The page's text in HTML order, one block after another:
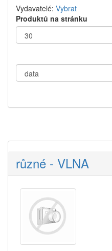
Vydavatelé: Vybrat
Produktů na stránku
různé - VLNA